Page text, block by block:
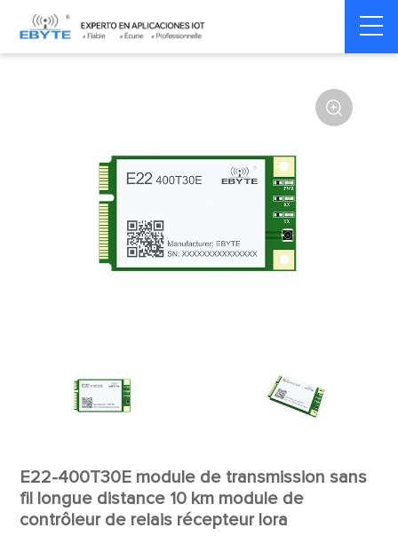
Home > Module > SPI/SOC/UART

E22-400T30E module de transmission sans
fil longue distance 10 km module de
contrôleur de relais récepteur lora